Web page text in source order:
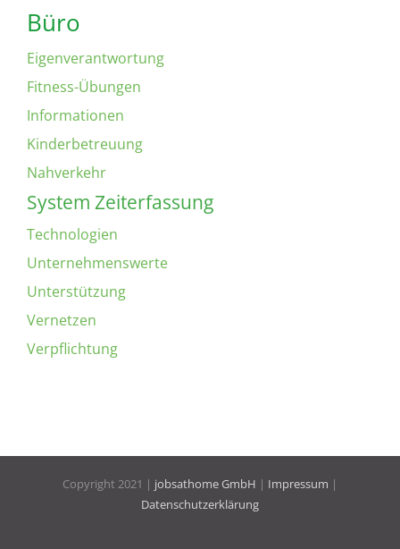
Büro
Eigenverantwortung
Fitness-Übungen
Informationen
Kinderbetreuung
Nahverkehr
System Zeiterfassung
Technologien
Unternehmenswerte
Unterstützung
Vernetzen
Verpflichtung
Copyright 2021 | jobsathome GmbH | Impressum |
Datenschutzerklärung